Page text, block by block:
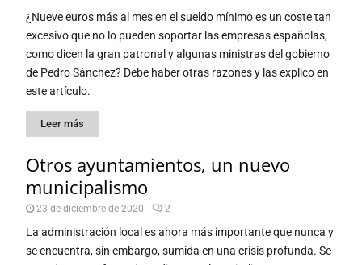
¿Nueve euros más al mes en el sueldo mínimo es un coste tan
excesivo que no lo pueden soportar las empresas españolas,
como dicen la gran patronal y algunas ministras del gobierno
de Pedro Sánchez? Debe haber otras razones y las explico en
este artículo.
Leer más
Otros ayuntamientos, un nuevo
municipalismo
23 de diciembre de 2020 2
La administración local es ahora más importante que nunca y
se encuentra, sin embargo, sumida en una crisis profunda. Se